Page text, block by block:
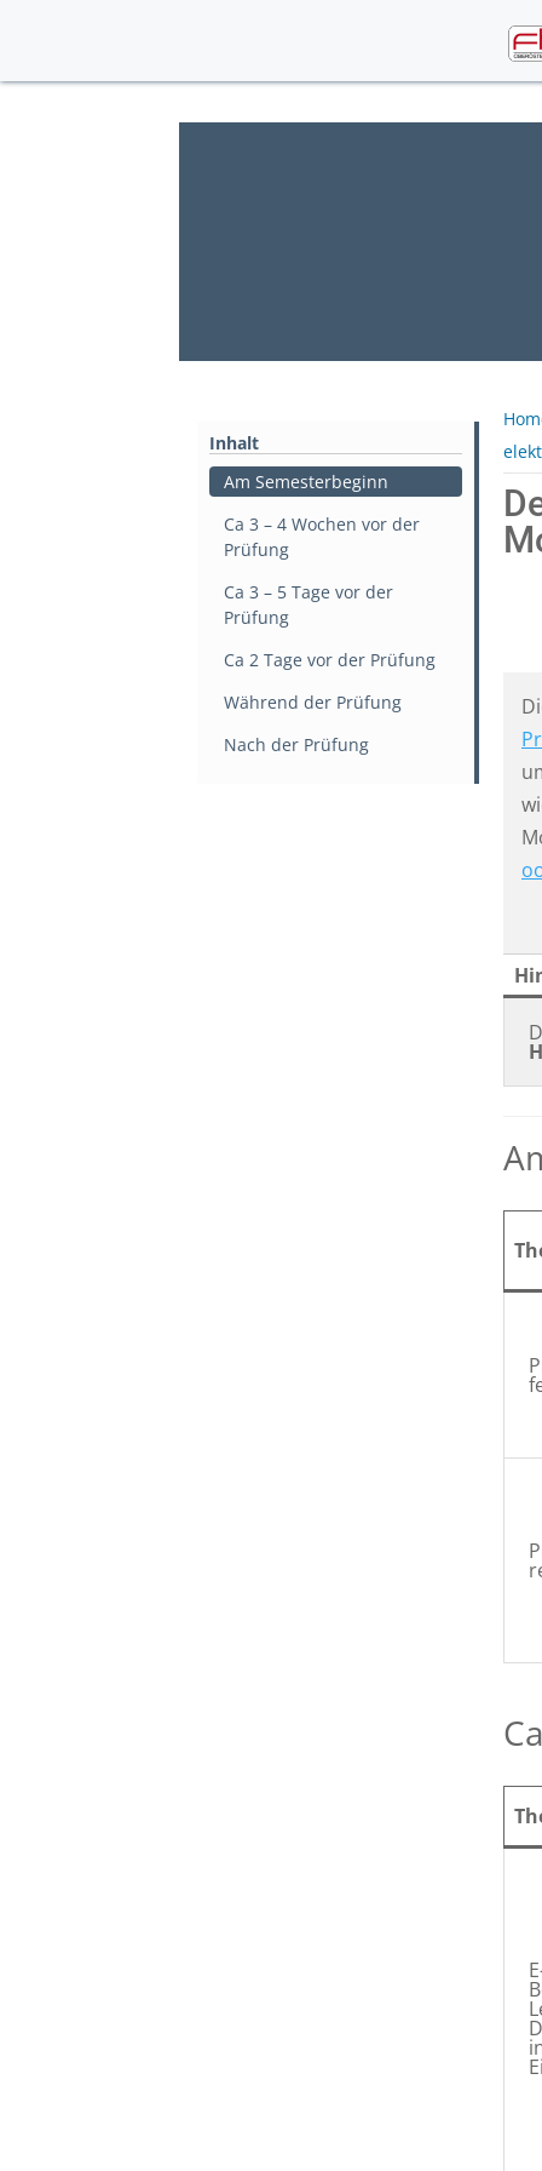
Inhalt
Am Semesterbeginn
Ca 3 – 4 Wochen vor der
Prüfung
Ca 3 – 5 Tage vor der
Prüfung
Ca 2 Tage vor der Prüfung
Während der Prüfung
Nach der Prüfung